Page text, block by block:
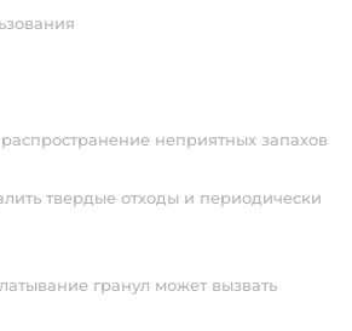
неприятных запахов⠀
твердые отходы и периодически
гранул может вызвать